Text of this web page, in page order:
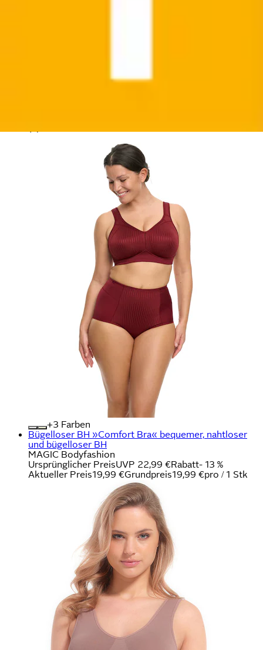
vorgeformte Cups, Streifenoptik vorn
+
Farben
Bügelloser BH »Comfort Bra« bequemer, nahtloser
und bügelloser BH
MAGIC Bodyfashion
Ursprünglicher PreisUVP 22,99 €Rabatt- 13 %
Aktueller Preis19,99 €Grundpreis19,99 €pro / 1 Stk